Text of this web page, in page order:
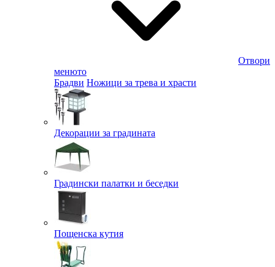
Отвори
менюто
Брадви Ножици за трева и храсти
Декорации за градината
Градински палатки и беседки
Пощенска кутия